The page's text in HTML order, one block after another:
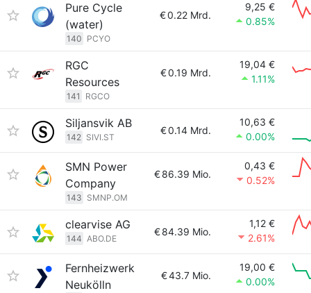
Pure Cycle
(water)
140 PCYO
€0.22 Mrd.
9,25 €
0.85%
RGC
Resources
141 RGCO
€0.19 Mrd.
19,04 €
1.11%
Siljansvik AB
142 SIVI.ST
€0.14 Mrd.
10,63 €
0.00%
SMN Power
Company
143 SMNP.OM
€86.39 Mio.
0,43 €
0.52%
clearvise AG
144 ABO.DE
€84.39 Mio.
1,12 €
2.61%
Fernheizwerk
Neukölln
€43.7 Mio.
19,00 €
0.00%